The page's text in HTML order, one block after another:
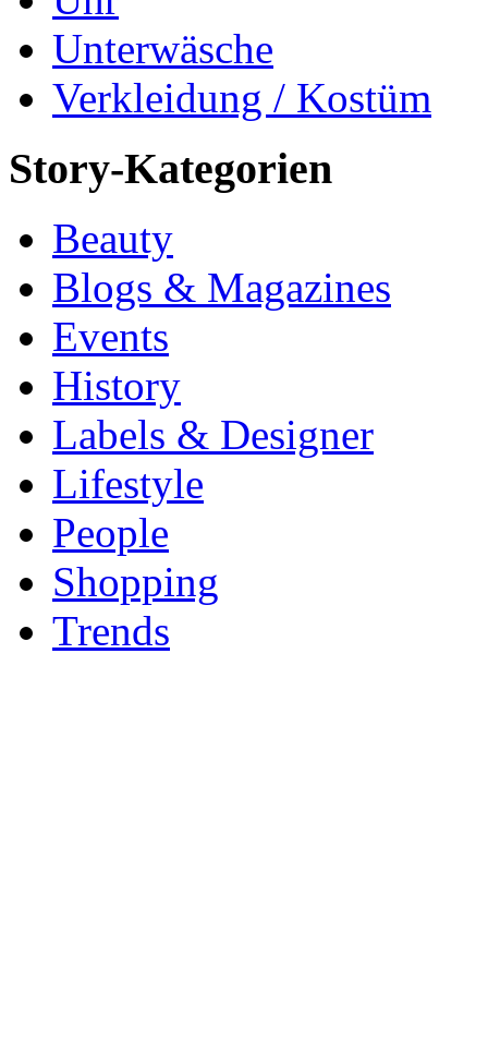
Unterwäsche
Verkleidung / Kostüm
Story-Kategorien
Beauty
Blogs & Magazines
Events
History
Labels & Designer
Lifestyle
People
Shopping
Trends